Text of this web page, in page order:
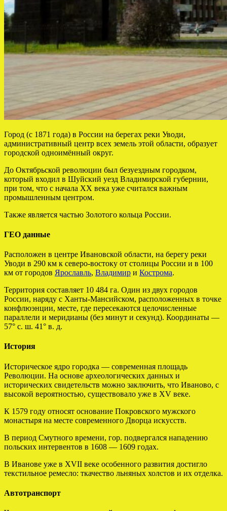
Город (с 1871 года) в России на берегах реки Уводи,
административный центр всех земель этой области, образует
городской одноимённый округ.
До Октябрьской революции был безуездным городком,
который входил в Шуйский уезд Владимирской губернии,
при том, что с начала XX века уже считался важным
промышленным центром.
Также является частью Золотого кольца России.
ГЕО данные
Расположен в центре Ивановской области, на берегу реки
Уводи в 290 км к северо-востоку от столицы России и в 100
км от городов Ярославль, Владимир и Кострома.
Территория составляет 10 484 га. Один из двух городов
России, наряду с Ханты-Мансийском, расположенных в точке
конфлюэнции, месте, где пересекаются целочисленные
параллели и меридианы (без минут и секунд). Координаты —
57° с. ш. 41° в. д.
История
Историческое ядро городка — современная площадь
Революции. На основе археологических данных и
исторических свидетельств можно заключить, что Иваново, с
высокой вероятностью, существовало уже в XV веке.
К 1579 году относят основание Покровского мужского
монастыря на месте современного Дворца искусств.
В период Смутного времени, гор. подвергался нападению
польских интервентов в 1608 — 1609 годах.
В Иванове уже в XVII веке особенного развития достигло
текстильное ремесло: ткачество льняных холстов и их отделка.
Автотранспорт